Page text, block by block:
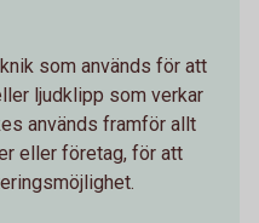
som används för att
ljudklipp som verkar
används framför allt
eller företag, för att